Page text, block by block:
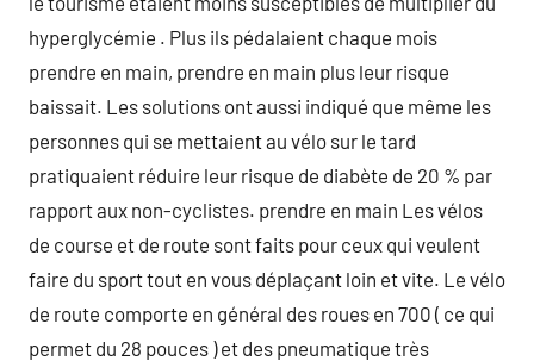
hyperglycémie . Plus ils pédalaient chaque mois
prendre en main, prendre en main plus leur risque
baissait. Les solutions ont aussi indiqué que même les
personnes qui se mettaient au vélo sur le tard
pratiquaient réduire leur risque de diabète de 20 % par
rapport aux non-cyclistes. prendre en main Les vélos
de course et de route sont faits pour ceux qui veulent
faire du sport tout en vous déplaçant loin et vite. Le vélo
de route comporte en général des roues en 700 ( ce qui
permet du 28 pouces ) et des pneumatique très